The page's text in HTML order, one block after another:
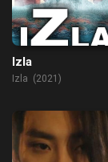
Izla
Izla (2021)